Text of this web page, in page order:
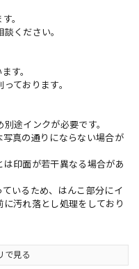
。
ください。
す。
ております。
途インクが必要です。
写真の通りにならない場合が
は印面が若干異なる場合があ
ているため、はんこ部分にイ
汚れ落とし処理をしており
で見る